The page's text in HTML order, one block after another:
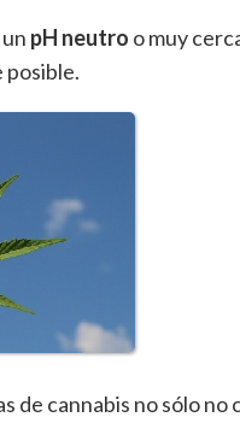
pH neutro o muy
posible.
de cannabis no sólo